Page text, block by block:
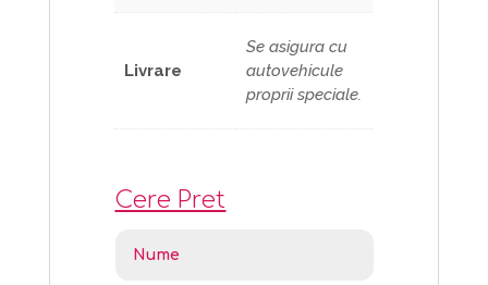
Livrare
Se asigura cu
autovehicule
proprii speciale.
Cere Pret